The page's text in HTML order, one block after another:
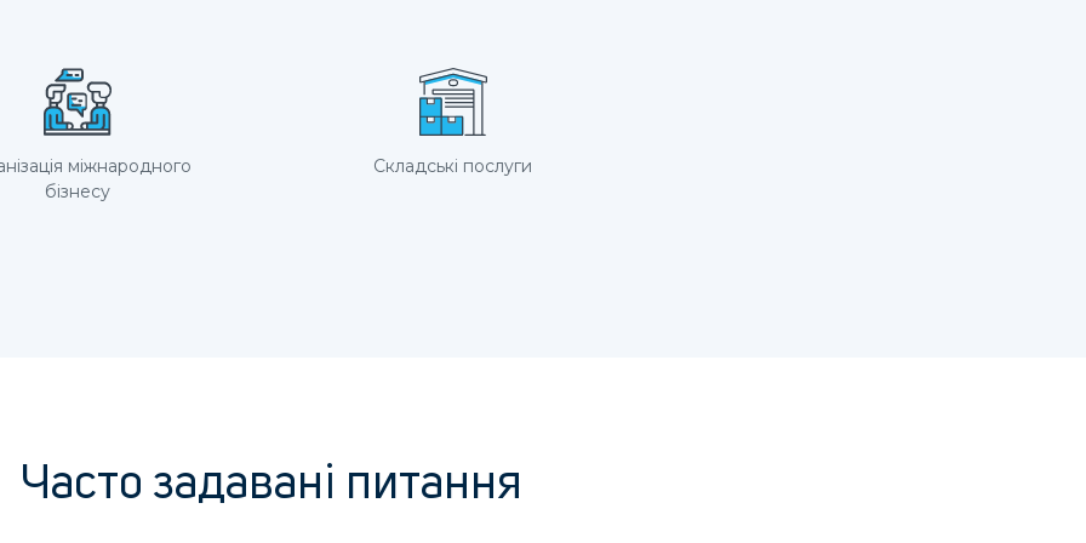
міжнародного
бізнесу
Складські послуги
Часто задавані питання